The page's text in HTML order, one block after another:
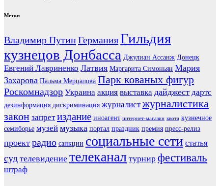
Метки
Владимир ПутинГерманияГильдия
кузнецов Донбасса Джулиан Ассанж Донецк
Евгений Лавриненко Латвия Маргарита Симоньян Мария
Захарова Пальма Мерцалова Парк кованых фигур
Роскомнадзор Украина акция выставка дайджест дартс
дезинформация дискриминация журналист журналистика
закон запрет издание иноагент интернет-магазин квота кузнечное
семиборье музей музыка портал праздник премия пресс-релиз
проект радио санкции социальные сети статья
суд телевидение телеканал турнир фестиваль
штраф